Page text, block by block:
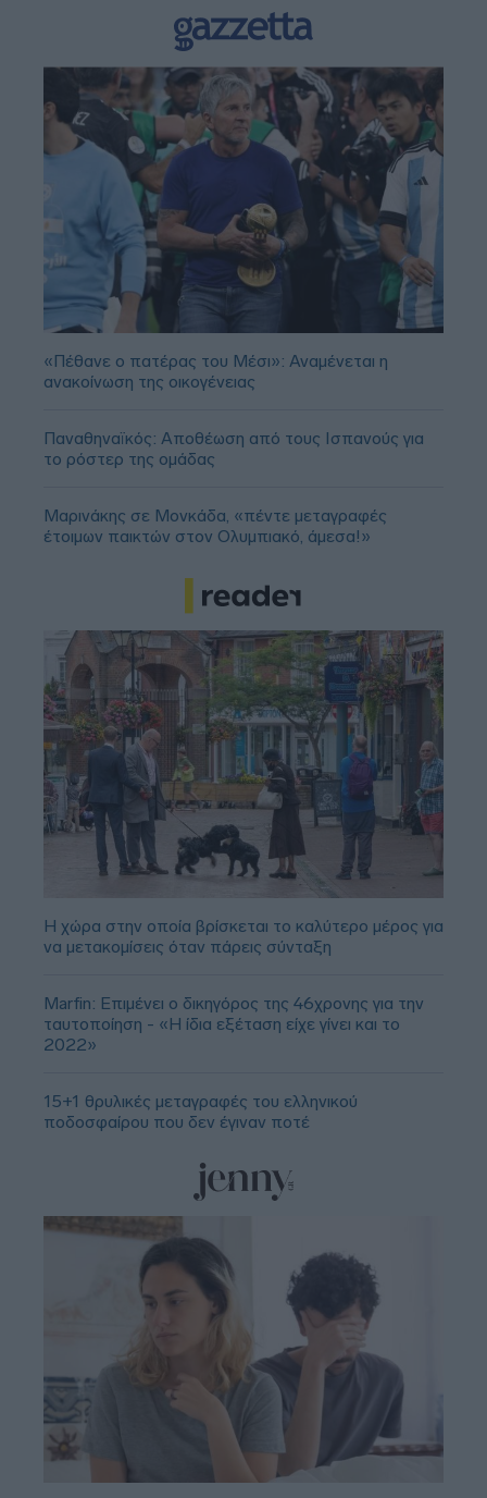
«Πέθανε ο πατέρας του Μέσι»: Αναμένεται η
ανακοίνωση της οικογένειας
Παναθηναϊκός: Αποθέωση από τους Ισπανούς για
το ρόστερ της ομάδας
Μαρινάκης σε Μονκάδα, «πέντε μεταγραφές
έτοιμων παικτών στον Ολυμπιακό, άμεσα!»
Η χώρα στην οποία βρίσκεται το καλύτερο μέρος για
να μετακομίσεις όταν πάρεις σύνταξη
Marfin: Επιμένει ο δικηγόρος της 46χρονης για την
ταυτοποίηση - «Η ίδια εξέταση είχε γίνει και το
2022»
15+1 θρυλικές μεταγραφές του ελληνικού
ποδοσφαίρου που δεν έγιναν ποτέ